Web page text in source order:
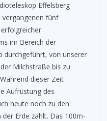
Effelsberg
fünf
im Bereich der
durchgeführt, von unserer
Milchstraße bis zu
dieser Zeit
Aufrüstung des
heute noch zu den
Erde zählt. Das 100m-